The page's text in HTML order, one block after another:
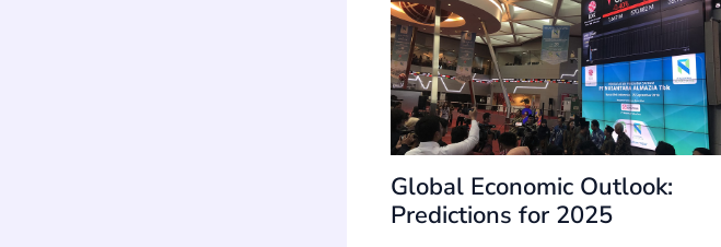
Global Economic Outlook:
Predictions for 2025